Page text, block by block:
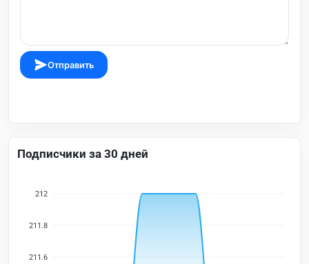
Отправить
Подписчики за 30 дней
212
211.8
211.6